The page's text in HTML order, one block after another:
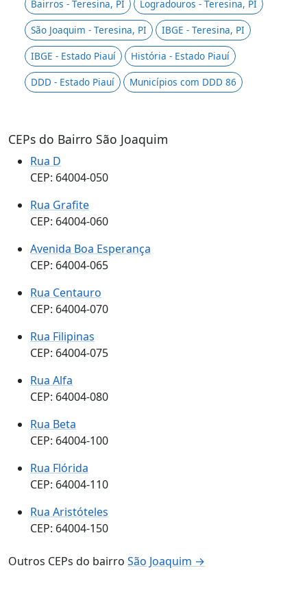
Bairros - Teresina, PI
Logradouros - Teresina, PI
São Joaquim - Teresina, PI
IBGE - Teresina, PI
IBGE - Estado Piauí
História - Estado Piauí
DDD - Estado Piauí
Municípios com DDD 86
CEPs do Bairro São Joaquim
Rua D
CEP: 64004-050
Rua Grafite
CEP: 64004-060
Avenida Boa Esperança
CEP: 64004-065
Rua Centauro
CEP: 64004-070
Rua Filipinas
CEP: 64004-075
Rua Alfa
CEP: 64004-080
Rua Beta
CEP: 64004-100
Rua Flórida
CEP: 64004-110
Rua Aristóteles
CEP: 64004-150
Outros CEPs do bairro São Joaquim →